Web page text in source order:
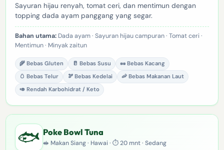
Sayuran hijau renyah, tomat ceri, dan mentimun dengan
topping dada ayam panggang yang segar.
Bahan utama:Dada ayam · Sayuran hijau campuran · Tomat ceri ·
Mentimun · Minyak zaitun
🌾 Bebas Gluten 🥛 Bebas Susu
🥜 Bebas Kacang
🥚 Bebas Telur
🫘 Bebas Kedelai
🦐 Bebas Makanan Laut
🥑 Rendah Karbohidrat / Keto
🐟 Poke Bowl Tuna
🥪 Makan Siang · Hawai · ⏱ 20 mnt · Sedang